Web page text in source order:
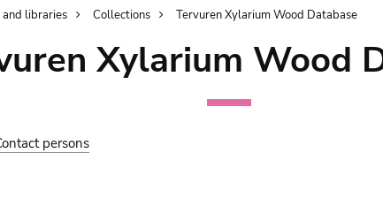
and libraries Collections Tervuren Xylarium Wood Database
Xylarium Wood
persons